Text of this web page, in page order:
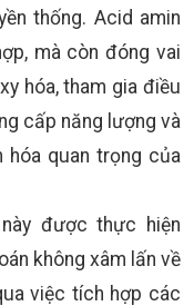
thống. Acid amin
mà còn đóng vai
hóa, tham gia điều
cấp năng lượng và
hóa quan trọng của
được thực hiện
không xâm lấn về
việc tích hợp các